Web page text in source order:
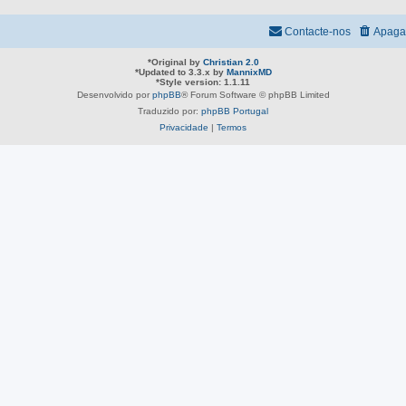
Contacte-nos
*Original by Christian 2.0
*Updated to 3.3.x by MannixMD
*Style version: 1.1.11
Desenvolvido por phpBB® Forum Software © phpBB Limited
Traduzido por: phpBB Portugal
Privacidade | Termos